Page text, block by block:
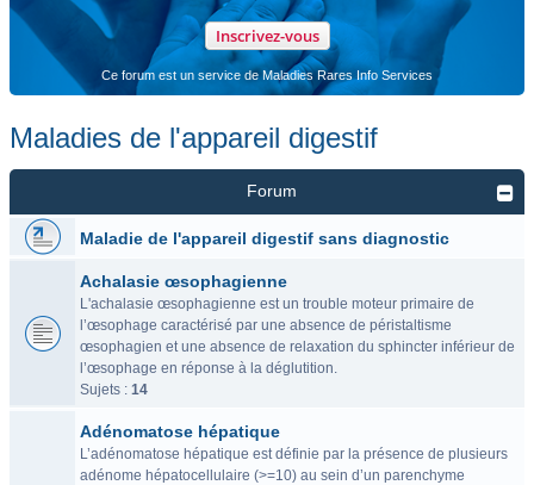
Inscrivez-vous
Ce forum est un service de Maladies Rares Info Services
Maladies de l'appareil digestif
Forum
Maladie de l'appareil digestif sans diagnostic
Achalasie œsophagienne
L'achalasie œsophagienne est un trouble moteur primaire de
l’œsophage caractérisé par une absence de péristaltisme
œsophagien et une absence de relaxation du sphincter inférieur de
l’œsophage en réponse à la déglutition.
Sujets : 14
Adénomatose hépatique
L’adénomatose hépatique est définie par la présence de plusieurs
adénome hépatocellulaire (>=10) au sein d’un parenchyme